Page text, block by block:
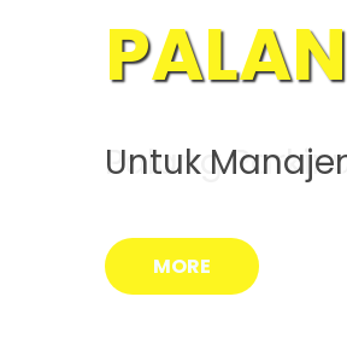
Palang Parkir